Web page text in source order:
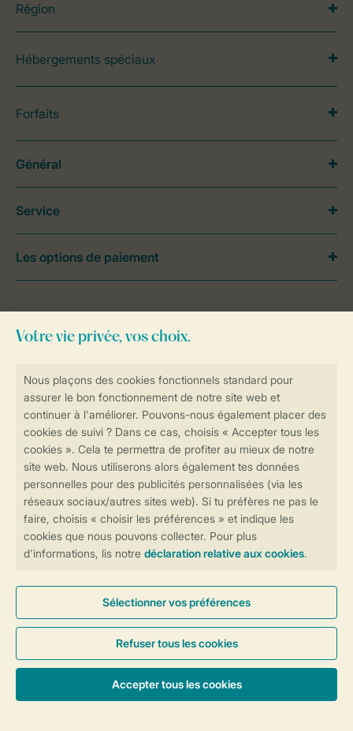
Plus d’infos et préférences
Réservations en ligne rapides et sécurisées
Transmission sécurisée des données
Paiement sécurisé
Région
Hébergements spéciaux
Forfaits
contactez notreContact Center.
Général
Service
Les options de paiement
Conditions générales Privée
Cookies et bannières
© 2026 Landal